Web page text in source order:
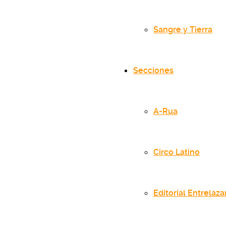
Sangre y Tierra
Secciones
A-Rua
Circo Latino
Editorial